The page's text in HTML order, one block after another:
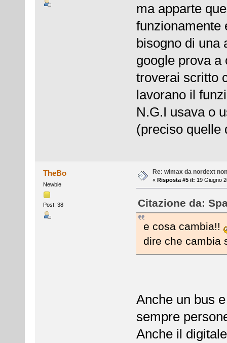
ma apparte
funzionamente
bisogno di una
google prova
troverai scritto
lavorano il
N.G.I usava o
(preciso quelle
TheBo
Newbie
Post: 38
Re: wimax da nordext
« Risposta #5 il: 19 Giugno
Citazione da:
e cosa cambia!!
dire che cambia
Anche un bus
sempre
Anche il